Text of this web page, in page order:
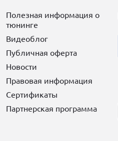
Полезная информация о
тюнинге
Видеоблог
Публичная оферта
Новости
Правовая информация
Сертификаты
Партнерская программа